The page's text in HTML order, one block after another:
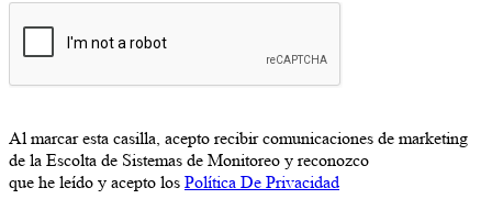
Al marcar esta casilla, acepto recibir comunicaciones de marketing
de la Escolta de Sistemas de Monitoreo y reconozco
que he leído y acepto los Política De Privacidad